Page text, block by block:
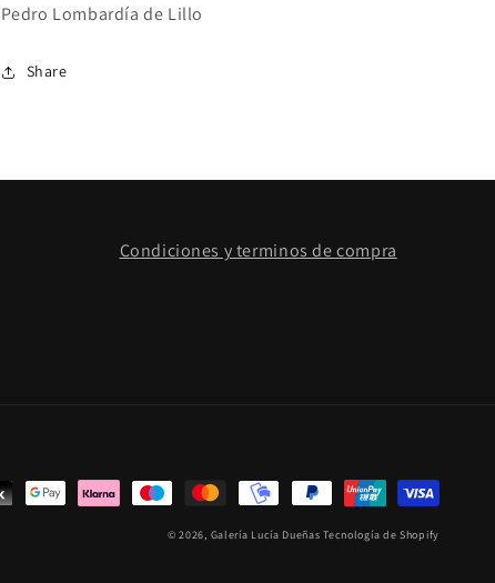
Pedro Lombardía de Lillo
Share
Condiciones y terminos de compra
© 2026, Galería Lucía Dueñas Tecnología de Shopify